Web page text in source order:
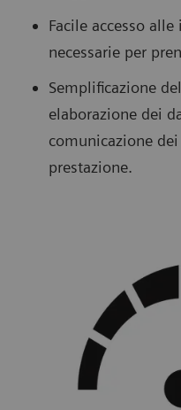
Facile accesso
necessarie per
Semplificazione
elaborazione dei
comunicazione
prestazione.